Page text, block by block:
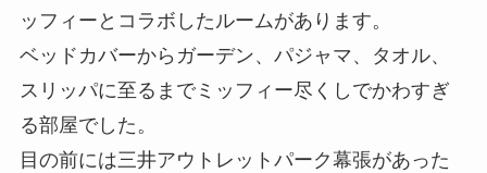
ッフィーとコラボしたルームがあります。
ベッドカバーからガーデン、パジャマ、タオル、
スリッパに至るまでミッフィー尽くしでかわすぎ
る部屋でした。
目の前には三井アウトレットパーク幕張があった